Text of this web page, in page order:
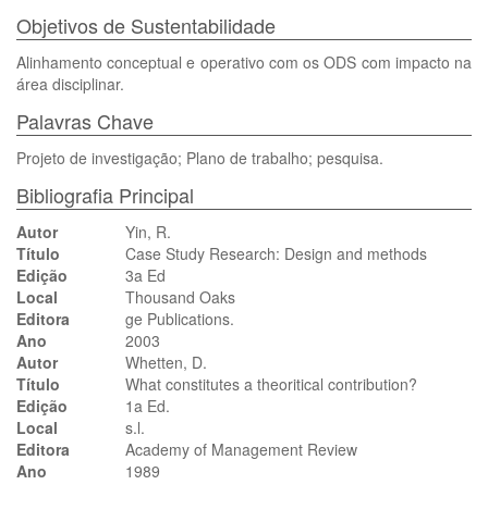
Objetivos de Sustentabilidade
Alinhamento conceptual e operativo com os ODS com impacto na
área disciplinar.
Palavras Chave
Projeto de investigação; Plano de trabalho; pesquisa.
Bibliografia Principal
Autor
Yin, R.
Título
Case Study Research: Design and methods
Edição
3a Ed
Local
Thousand Oaks
Editora
ge Publications.
Ano
2003
Autor
Whetten, D.
Título
What constitutes a theoritical contribution?
Edição
1a Ed.
Local
s.l.
Editora
Academy of Management Review
Ano
1989